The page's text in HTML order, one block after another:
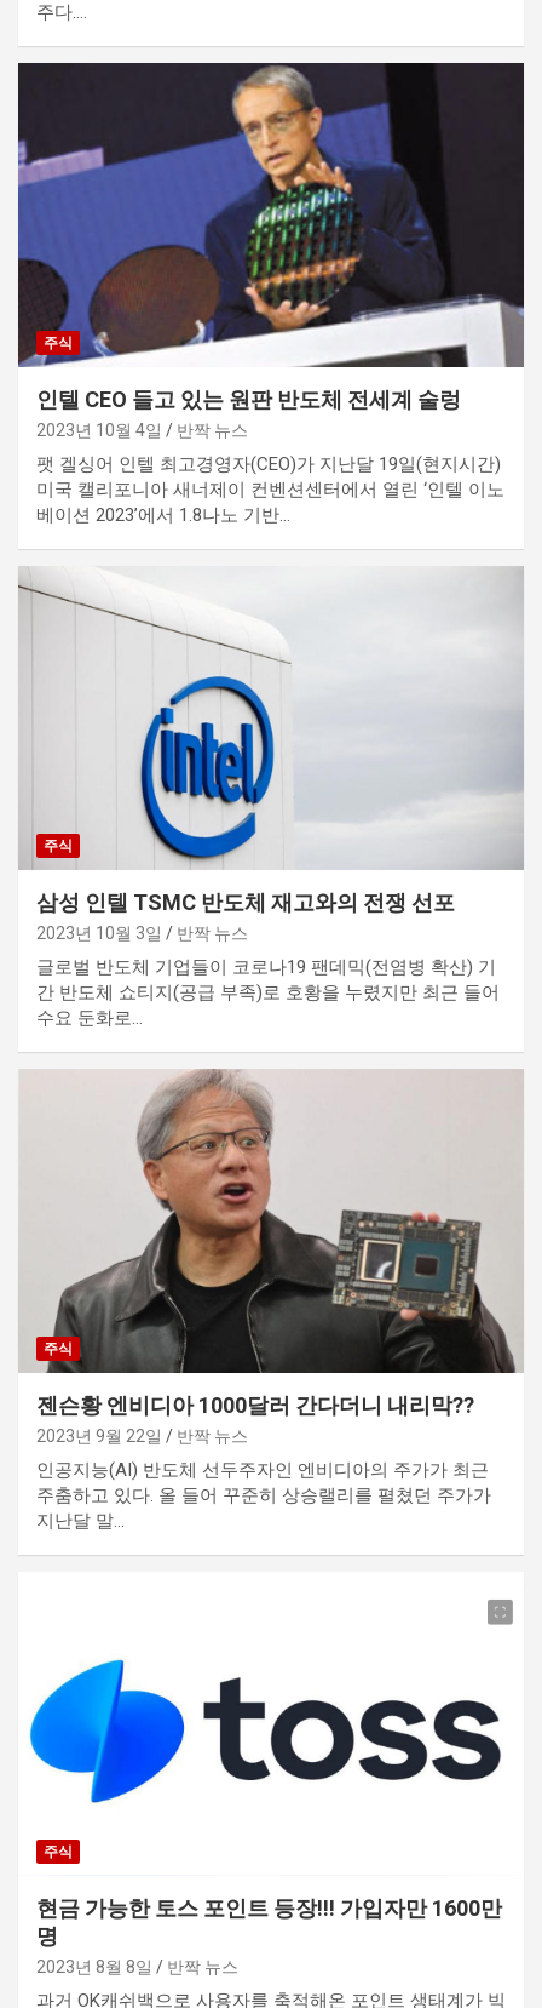
주다.…
주식
인텔 CEO 들고 있는 원판 반도체 전세계 술렁
2023년 10월 4일 반짝 뉴스
팻 겔싱어 인텔 최고경영자(CEO)가 지난달 19일(현지시간)
미국 캘리포니아 새너제이 컨벤션센터에서 열린 ‘인텔 이노
베이션 2023’에서 1.8나노 기반…
주식
삼성 인텔 TSMC 반도체 재고와의 전쟁 선포
2023년 10월 3일 반짝 뉴스
글로벌 반도체 기업들이 코로나19 팬데믹(전염병 확산) 기
간 반도체 쇼티지(공급 부족)로 호황을 누렸지만 최근 들어
수요 둔화로…
주식
젠슨황 엔비디아 1000달러 간다더니 내리막??
2023년 9월 22일 반짝 뉴스
인공지능(AI) 반도체 선두주자인 엔비디아의 주가가 최근
주춤하고 있다. 올 들어 꾸준히 상승랠리를 펼쳤던 주가가
지난달 말…
주식
현금 가능한 토스 포인트 등장!!! 가입자만 1600만
명
2023년 8월 8일 반짝 뉴스
과거 OK캐쉬백으로 사용자를 축적해온 포인트 생태계가 빅